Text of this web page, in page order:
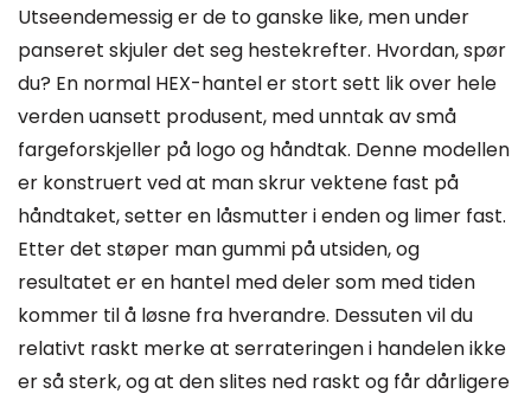
Utseendemessig er de to ganske like, men under
panseret skjuler det seg hestekrefter. Hvordan, spør
du? En normal HEX-hantel er stort sett lik over hele
verden uansett produsent, med unntak av små
fargeforskjeller på logo og håndtak. Denne modellen
er konstruert ved at man skrur vektene fast på
håndtaket, setter en låsmutter i enden og limer fast.
Etter det støper man gummi på utsiden, og
resultatet er en hantel med deler som med tiden
kommer til å løsne fra hverandre. Dessuten vil du
relativt raskt merke at serrateringen i handelen ikke
er så sterk, og at den slites ned raskt og får dårligere